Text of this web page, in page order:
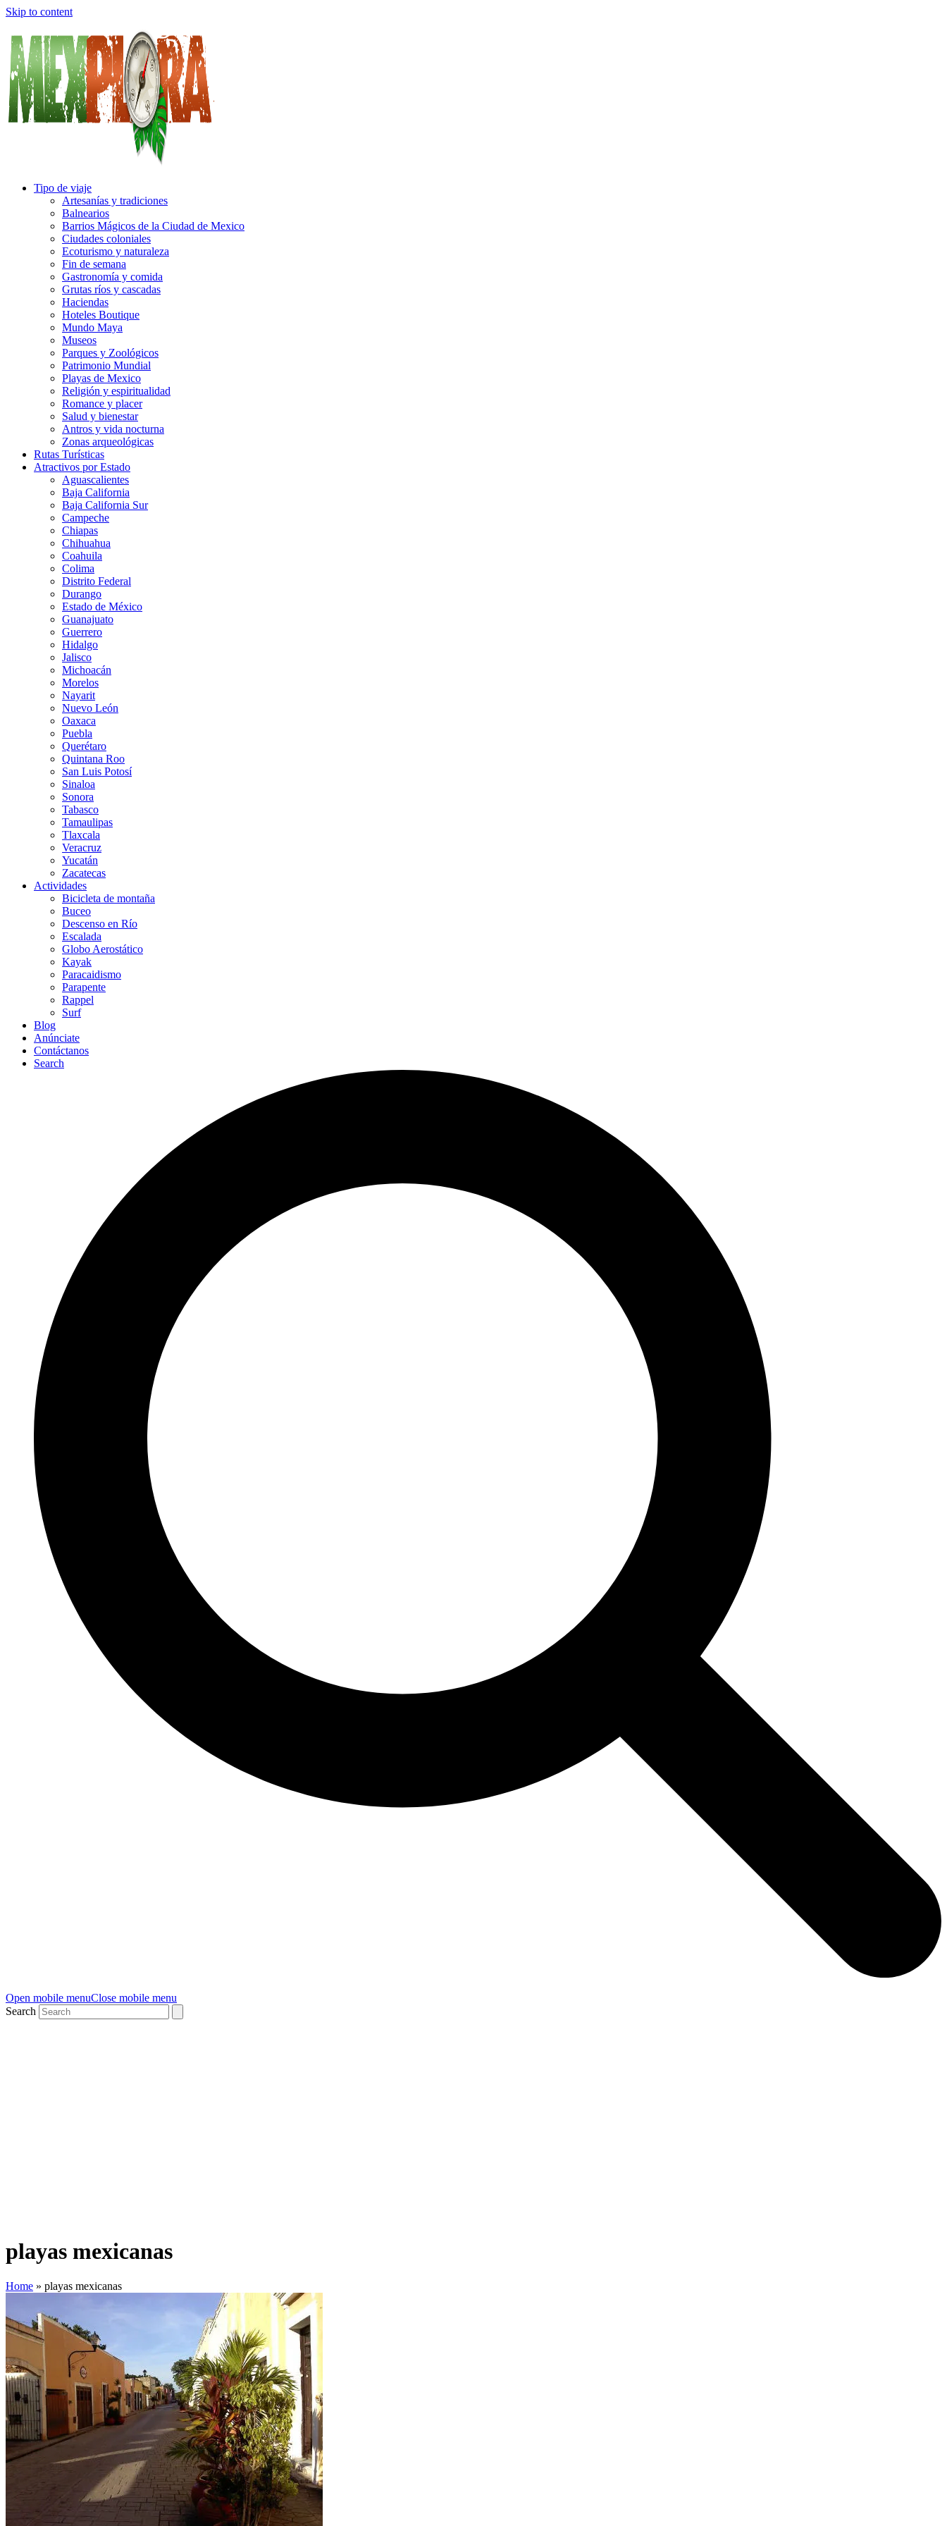
Skip to content
Tipo de viaje
Artesanías y tradiciones
Balnearios
Barrios Mágicos de la Ciudad de Mexico
Ciudades coloniales
Ecoturismo y naturaleza
Fin de semana
Gastronomía y comida
Grutas ríos y cascadas
Haciendas
Hoteles Boutique
Mundo Maya
Museos
Parques y Zoológicos
Patrimonio Mundial
Playas de Mexico
Religión y espiritualidad
Romance y placer
Salud y bienestar
Antros y vida nocturna
Zonas arqueológicas
Rutas Turísticas
Atractivos por Estado
Aguascalientes
Baja California
Baja California Sur
Campeche
Chiapas
Chihuahua
Coahuila
Colima
Distrito Federal
Durango
Estado de México
Guanajuato
Guerrero
Hidalgo
Jalisco
Michoacán
Morelos
Nayarit
Nuevo León
Oaxaca
Puebla
Querétaro
Quintana Roo
San Luis Potosí
Sinaloa
Sonora
Tabasco
Tamaulipas
Tlaxcala
Veracruz
Yucatán
Zacatecas
Actividades
Bicicleta de montaña
Buceo
Descenso en Río
Escalada
Globo Aerostático
Kayak
Paracaidismo
Parapente
Rappel
Surf
Blog
Anúnciate
Contáctanos
Search
Open mobile menuClose mobile menu
Search
playas mexicanas
Home » playas mexicanas